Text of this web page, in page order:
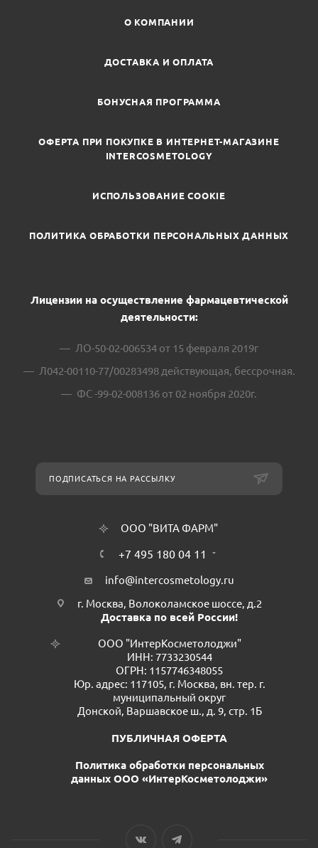
О КОМПАНИИ
ДОСТАВКА И ОПЛАТА
БОНУСНАЯ ПРОГРАММА
ОФЕРТА ПРИ ПОКУПКЕ В ИНТЕРНЕТ-МАГАЗИНЕ
INTERCOSMETOLOGY
ИСПОЛЬЗОВАНИЕ COOKIE
ПОЛИТИКА ОБРАБОТКИ ПЕРСОНАЛЬНЫХ ДАННЫХ
Лицензии на осуществление фармацевтической
деятельности:
ЛО-50-02-006534 от 15 февраля 2019г
Л042-00110-77/00283498 действующая, бессрочная.
ФС -99-02-008136 от 02 ноября 2020г.
ПОДПИСАТЬСЯ НА РАССЫЛКУ
ООО "ВИТА ФАРМ"
+7 495 180 04 11
info@intercosmetology.ru
г. Москва, Волоколамское шоссе, д.2
Доставка по всей России!
ООО "ИнтерКосметолоджи"
ИНН: 7733230544
ОГРН: 1157746348055
Юр. адрес: 117105, г. Москва, вн. тер. г.
муниципальный округ
Донской, Варшавское ш., д. 9, стр. 1Б
ПУБЛИЧНАЯ ОФЕРТА
Политика обработки персональных
данных ООО «ИнтерКосметолоджи»